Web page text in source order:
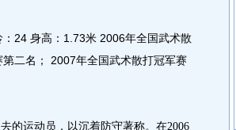
24 身高：1.73米 2006年全国武术散
二名； 2007年全国武术散打冠军赛
去的运动员，以沉着防守著称。在2006